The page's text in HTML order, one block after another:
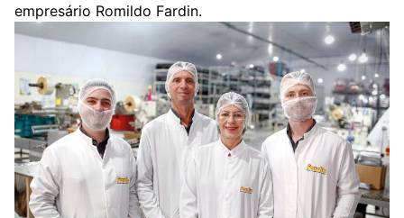
empresário Romildo Fardin.